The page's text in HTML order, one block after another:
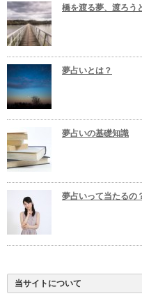
橋を渡る夢、渡ろう
夢占いとは？
夢占いの基礎知識
夢占いって当たるの
当サイトについて